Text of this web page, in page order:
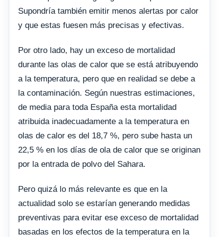
Supondría también emitir menos alertas por calor
y que estas fuesen más precisas y efectivas.
Por otro lado, hay un exceso de mortalidad
durante las olas de calor que se está atribuyendo
a la temperatura, pero que en realidad se debe a
la contaminación. Según nuestras estimaciones,
de media para toda España esta mortalidad
atribuida inadecuadamente a la temperatura en
olas de calor es del 18,7 %, pero sube hasta un
22,5 % en los días de ola de calor que se originan
por la entrada de polvo del Sahara.
Pero quizá lo más relevante es que en la
actualidad solo se estarían generando medidas
preventivas para evitar ese exceso de mortalidad
basadas en los efectos de la temperatura en la